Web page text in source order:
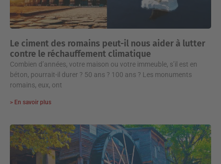
Le ciment des romains peut-il nous aider à lutter
contre le réchauffement climatique
Combien d’années, votre maison ou votre immeuble, s’il est en
béton, pourrait-il durer ? 50 ans ? 100 ans ? Les monuments
romains, eux, ont
> En savoir plus